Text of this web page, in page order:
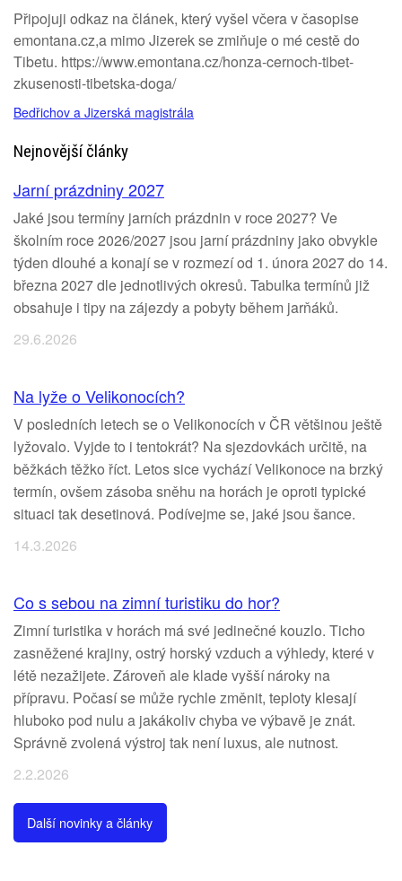
Připojuji odkaz na článek, který vyšel včera v časopise
emontana.cz,a mimo Jizerek se zmiňuje o mé cestě do
Tibetu. https://www.emontana.cz/honza-cernoch-tibet-
zkusenosti-tibetska-doga/
Bedřichov a Jizerská magistrála
Nejnovější články
Jarní prázdniny 2027
Jaké jsou termíny jarních prázdnin v roce 2027? Ve
školním roce 2026/2027 jsou jarní prázdniny jako obvykle
týden dlouhé a konají se v rozmezí od 1. února 2027 do 14.
března 2027 dle jednotlivých okresů. Tabulka termínů již
obsahuje i tipy na zájezdy a pobyty během jarňáků.
29.6.2026
Na lyže o Velikonocích?
V posledních letech se o Velikonocích v ČR většinou ještě
lyžovalo. Vyjde to i tentokrát? Na sjezdovkách určitě, na
běžkách těžko říct. Letos sice vychází Velikonoce na brzký
termín, ovšem zásoba sněhu na horách je oproti typické
situaci tak desetinová. Podívejme se, jaké jsou šance.
14.3.2026
Co s sebou na zimní turistiku do hor?
Zimní turistika v horách má své jedinečné kouzlo. Ticho
zasněžené krajiny, ostrý horský vzduch a výhledy, které v
létě nezažijete. Zároveň ale klade vyšší nároky na
přípravu. Počasí se může rychle změnit, teploty klesají
hluboko pod nulu a jakákoliv chyba ve výbavě je znát.
Správně zvolená výstroj tak není luxus, ale nutnost.
2.2.2026
Další novinky a články